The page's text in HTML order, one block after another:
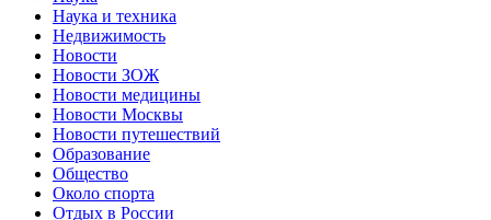
Наука и техника
Недвижимость
Новости
Новости ЗОЖ
Новости медицины
Новости Москвы
Новости путешествий
Образование
Общество
Около спорта
Отдых в России